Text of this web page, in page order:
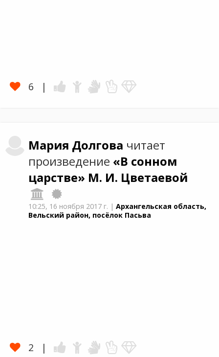
6
Мария Долгова читает
произведение «В сонном
царстве» М. И. Цветаевой
10:25, 16 ноября 2017 г. |Архангельская область,
Вельский район, посёлок Пасьва
2